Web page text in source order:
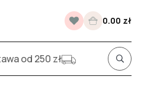
0.00 zł
od 250 zł